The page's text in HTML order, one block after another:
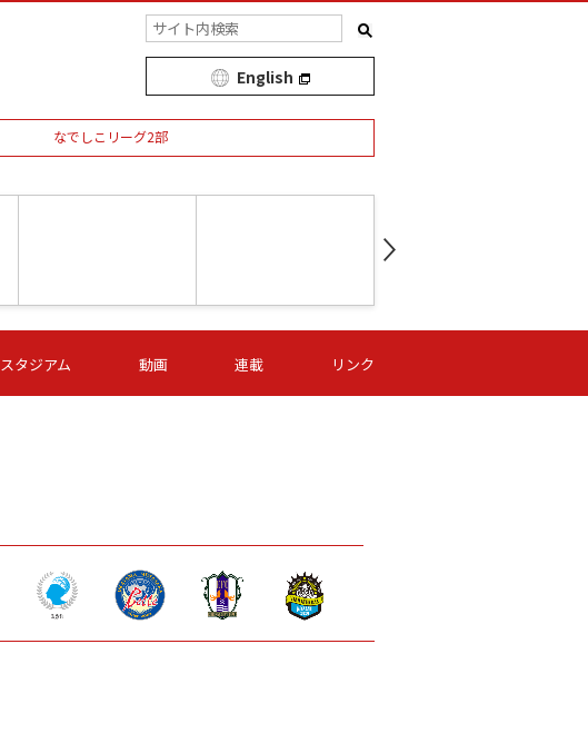
English
なでしこリーグ2部
第16節 09/06 (日) 15:00
-
第16節 09/06 (日) 15:00
- -
スタジアム 動画 連載 リンク